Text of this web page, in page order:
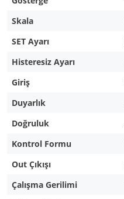
Skala
SET Ayarı
Histeresiz Ayarı
Giriş
Duyarlık
Doğruluk
Kontrol Formu
Out Çıkışı
Çalışma Gerilimi